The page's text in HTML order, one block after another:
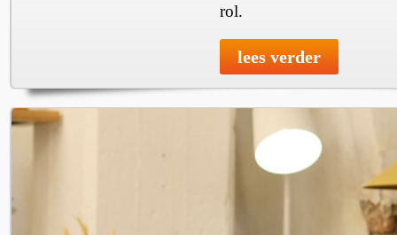
rol.
lees verder